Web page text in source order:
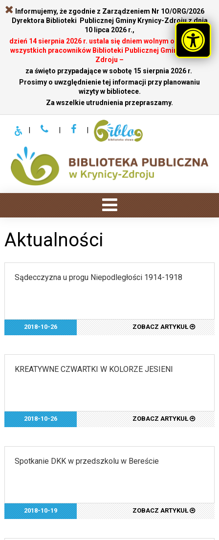
Informujemy, że zgodnie z Zarządzeniem Nr 1O/ORG/2026
Dyrektora Biblioteki Publicznej Gminy Krynicy-Zdroju z dnia
10 lipca 2026 r.,
dzień 14 sierpnia 2026 r. ustala się dniem wolnym od pracy dla
wszystkich pracowników Biblioteki Publicznej Gminy Krynicy-
Zdroju –
za święto przypadające w sobotę 15 sierpnia 2026 r.
Prosimy o uwzględnienie tej informacji przy planowaniu
wizyty w bibliotece.
Za wszelkie utrudnienia przepraszamy.
Aktualności
Sądecczyzna u progu Niepodległości 1914-1918
2018-10-26 ZOBACZ ARTYKUŁ
KREATYWNE CZWARTKI W KOLORZE JESIENI
2018-10-26 ZOBACZ ARTYKUŁ
Spotkanie DKK w przedszkolu w Bereście
2018-10-19 ZOBACZ ARTYKUŁ